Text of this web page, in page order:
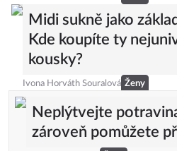
Midi sukně jako
Kde koupíte ty
kousky?
Ivona Horváth Souralová Ženy
Neplýtvejte
zároveň pomůžete